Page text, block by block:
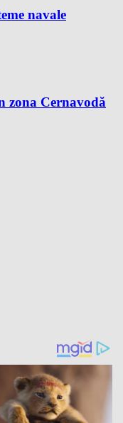
navale
zona Cernavodă